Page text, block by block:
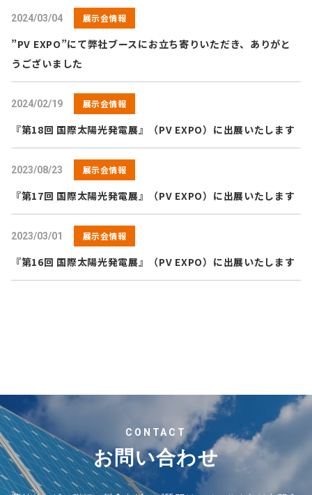
2024/03/04 展示会情報
”PV EXPO”にて弊社ブースにお立ち寄りいただき、ありがと
うございました
2024/02/19 展示会情報
『第18回 国際太陽光発電展』（PV EXPO）に出展いたします
2023/08/23 展示会情報
『第17回 国際太陽光発電展』（PV EXPO）に出展いたします
2023/03/01 展示会情報
『第16回 国際太陽光発電展』（PV EXPO）に出展いたします
CONTACT
お問い合わせ